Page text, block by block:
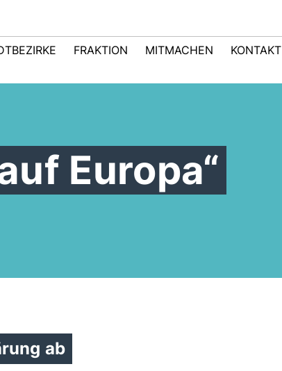
FRAKTION MITMACHEN KONTAKT
Europa“
ab